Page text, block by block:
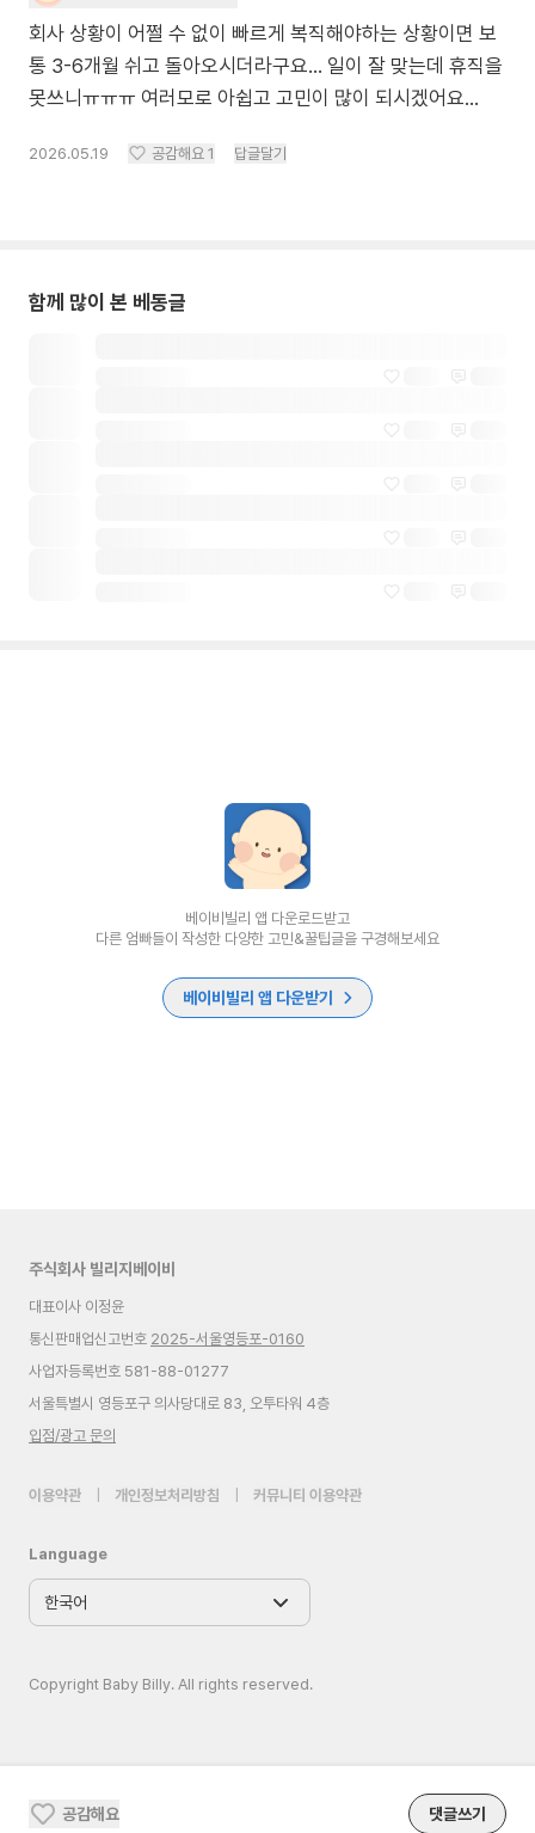
회사 상황이 어쩔 수 없이 빠르게 복직해야하는 상황이면 보
통 3-6개월 쉬고 돌아오시더라구요… 일이 잘 맞는데 휴직을
못쓰니ㅠㅠㅠ 여러모로 아쉽고 고민이 많이 되시겠어요…
2026.05.19 공감해요 1 답글달기
함께 많이 본 베동글
공감해요 댓글쓰기
베이비빌리 앱 다운로드받고
다른 엄빠들이 작성한 다양한 고민&꿀팁글을 구경해보세요
베이비빌리 앱 다운받기
주식회사 빌리지베이비
대표이사 이정윤
통신판매업신고번호 2025-서울영등포-0160
사업자등록번호 581-88-01277
서울특별시 영등포구 의사당대로 83, 오투타워 4층
입점/광고 문의
이용약관 개인정보처리방침 커뮤니티 이용약관
Language
Copyright Baby Billy. All rights reserved.